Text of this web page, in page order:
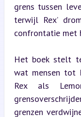
grens tussen
terwijl Rex’
confrontatie met
Het boek stelt
wat mensen tot
Rex als
grenzen